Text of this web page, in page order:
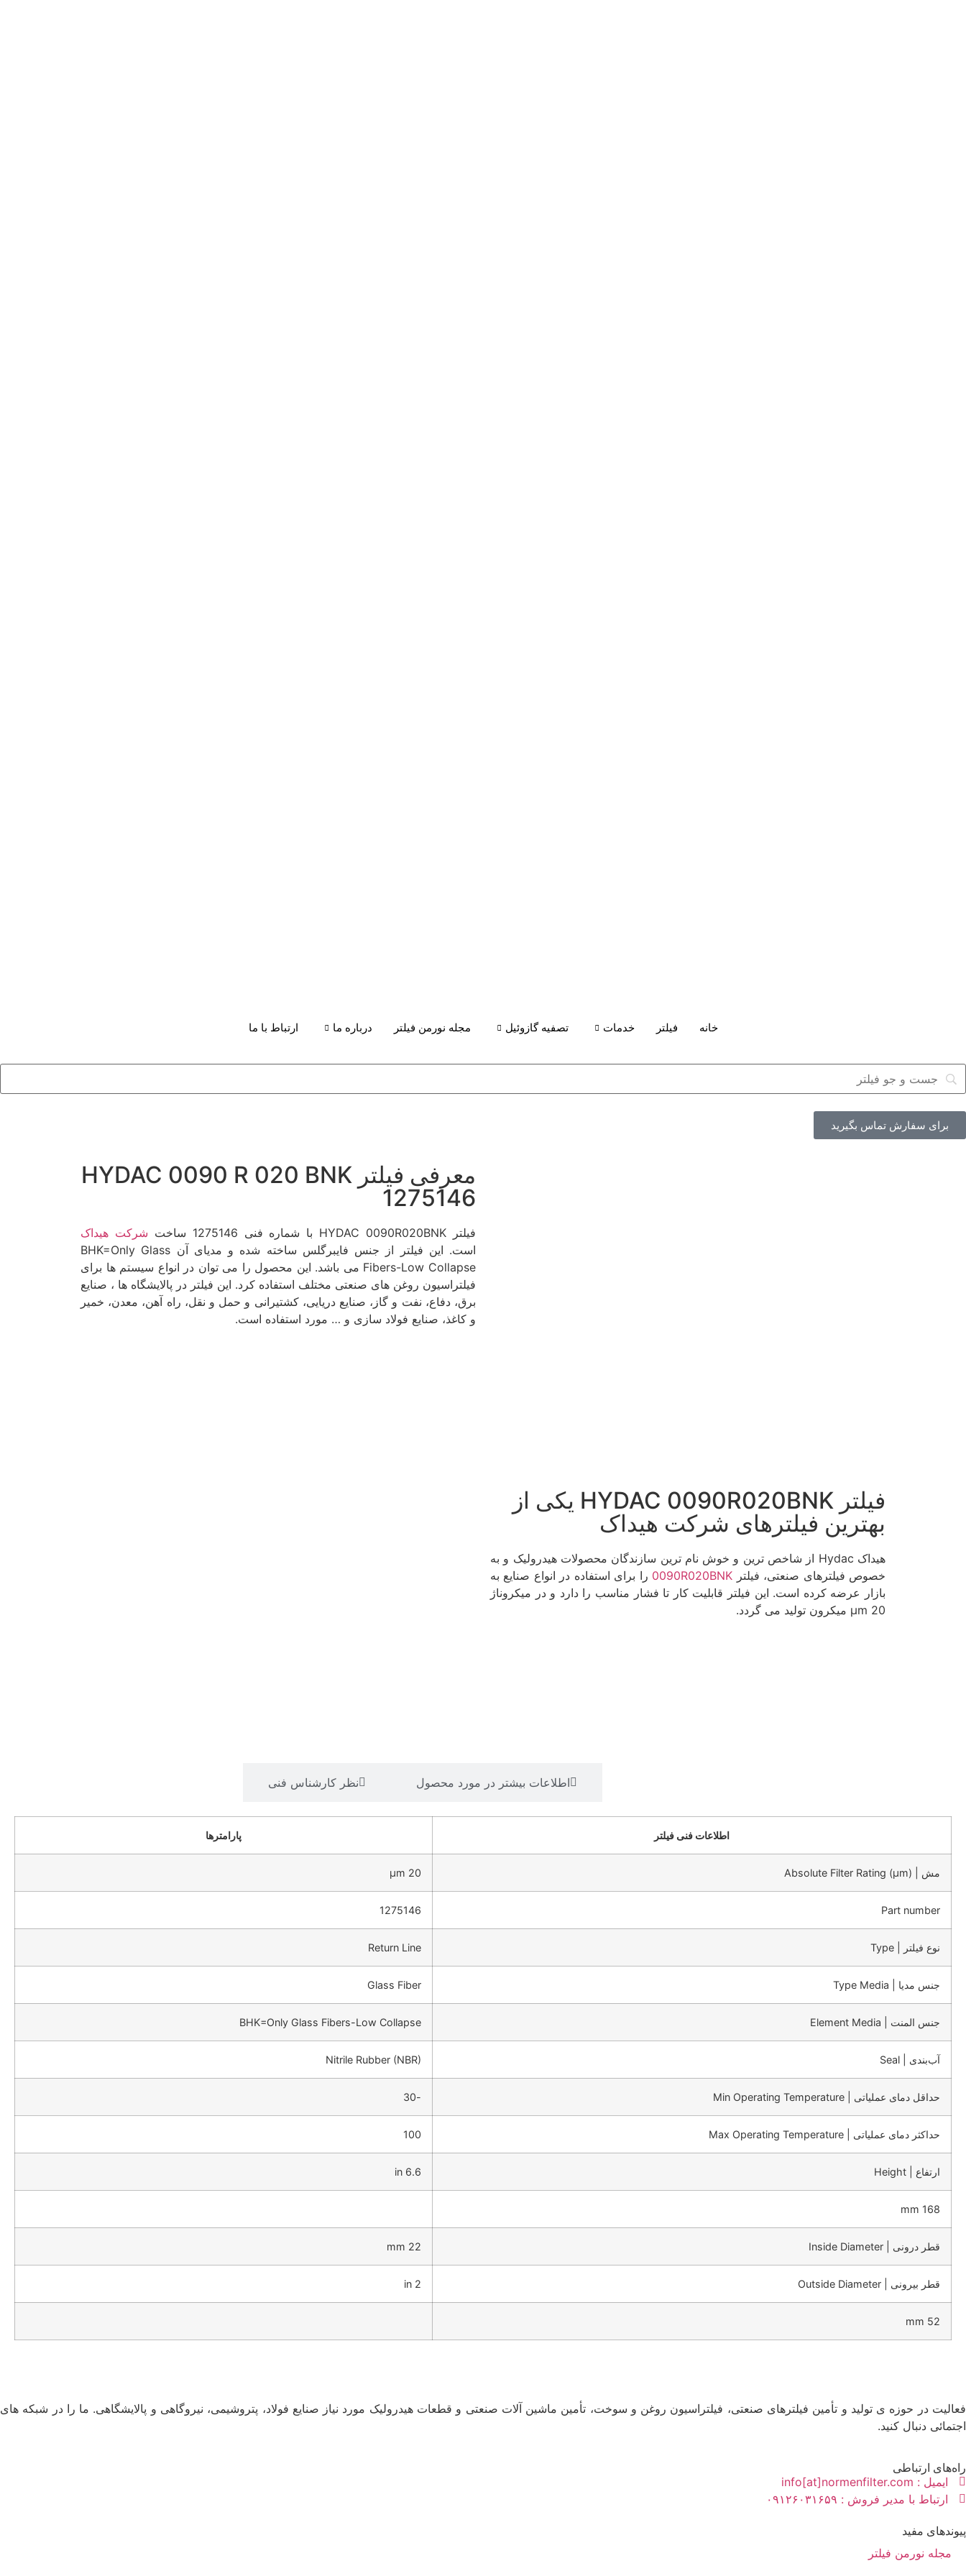
خانه فیلتر خدمات تصفیه گازوئیل مجله نورمن فیلتر درباره ما ارتباط با ما
برای سفارش تماس بگیرید
معرفی فیلتر HYDAC 0090 R 020 BNK
1275146
فیلتر HYDAC 0090R020BNK با شماره فنی 1275146 ساخت
شرکت هیداک
است. این فیلتر از جنس فایبرگلس ساخته شده و مدیای آن BHK=Only Glass
Fibers-Low Collapse می باشد. این محصول را می توان در انواع سیستم ها برای
فیلتراسیون روغن های صنعتی مختلف استفاده کرد. این فیلتر در پالایشگاه ها ، صنایع
برق، دفاع، نفت و گاز، صنایع دریایی، کشتیرانی و حمل و نقل، راه آهن، معدن، خمیر
و کاغذ، صنایع فولاد سازی و … مورد استفاده است.
فیلتر HYDAC 0090R020BNK یکی از
بهترین فیلترهای شرکت هیداک
هیداک Hydac از شاخص ترین و خوش نام ترین سازندگان محصولات هیدرولیک و به
خصوص فیلترهای صنعتی، فیلتر 0090R020BNK را برای استفاده در انواع صنایع به
بازار عرضه کرده است. این فیلتر قابلیت کار تا فشار مناسب را دارد و در میکروناژ
20 µm میکرون تولید می گردد.
اطلاعات بیشتر در مورد محصول نظر کارشناس فنی
اطلاعات فنی فیلتر پارامترها
مش | Absolute Filter Rating (μm) 20 µm
Part number
1275146
نوع فیلتر | Type Return Line
جنس مدیا | Type Media Glass Fiber
جنس المنت | Element Media BHK=Only Glass Fibers-Low Collapse
آب‌بندی | Seal Nitrile Rubber (NBR)
حداقل دمای عملیاتی | Min Operating Temperature -30
حداکثر دمای عملیاتی | Max Operating Temperature 100
ارتفاع | Height 6.6 in
168 mm
قطر درونی | Inside Diameter 22 mm
قطر بیرونی | Outside Diameter 2 in
52 mm
فعالیت در حوزه ی تولید و تأمین فیلترهای صنعتی، فیلتراسیون روغن و سوخت، تأمین ماشین آلات صنعتی و قطعات هیدرولیک مورد نیاز صنایع فولاد، پتروشیمی، نیروگاهی و پالایشگاهی. ما را در شبکه های
اجتمائی دنبال کنید.
راه‌های ارتباطی
ایمیل : info[at]normenfilter.com
ارتباط با مدیر فروش : ۰۹۱۲۶۰۳۱۶۵۹
پیوندهای مفید
مجله نورمن فیلتر